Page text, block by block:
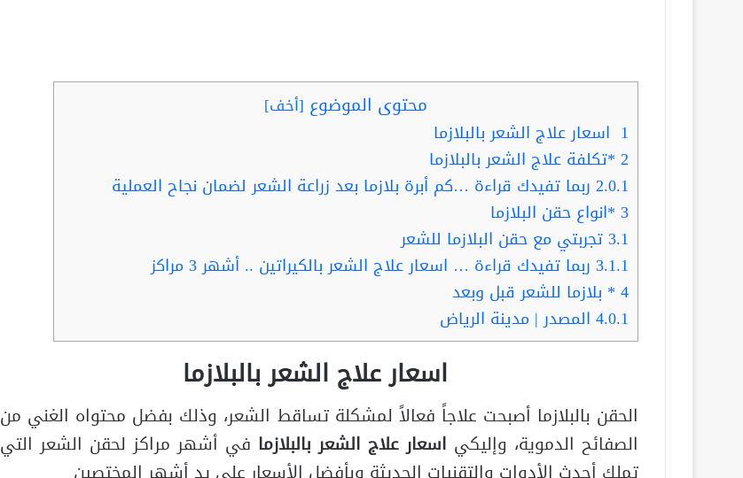
محتوى الموضوع [أخف]
1 اسعار علاج الشعر بالبلازما
2 *تكلفة علاج الشعر بالبلازما
2.0.1 ربما تفيدك قراءة …كم أبرة بلازما بعد زراعة الشعر لضمان نجاح العملية
3 *انواع حقن البلازما
3.1تجربتي مع حقن البلازما للشعر
3.1.1 ربما تفيدك قراءة … اسعار علاج الشعر بالكيراتين .. أشهر 3 مراكز
4 * بلازما للشعر قبل وبعد
4.0.1 المصدر | مدينة الرياض
اسعار علاج الشعر بالبلازما
الحقن بالبلازما أصبحت علاجاً فعالاً لمشكلة تساقط الشعر، وذلك بفضل محتواه الغني من
الصفائح الدموية، وإليكي اسعار علاج الشعر بالبلازما في أشهر مراكز لحقن الشعر التي